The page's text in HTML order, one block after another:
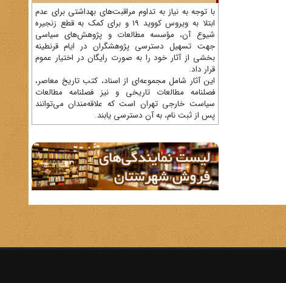
با توجه به نیاز به تداوم مراقبت‌های بهداشتی برای عدم
ابتلا به ویروس کووید 19 و برای کمک به قطع زنجیره
شیوع آن، مؤسسه مطالعات و پژوهش‌های سیاسی
جهت تسهیل دسترسی پژوهشگران در ایام قرنطینه
بخشی از آثار خود را به صورت رایگان در اختیار عموم
قرار داد.
این آثار شامل مجموعه‌ای از اسناد، کتب تاریخ معاصر،
فصلنامه‌ مطالعات تاریخی و نیز فصلنامه مطالعات
سیاست خارجی تهران است که علاقه‌مندان می‌توانند
پس از ثبت نام، به آن دسترسی یابند.